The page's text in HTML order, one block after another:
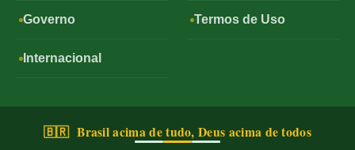
Governo
Internacional
Termos de Uso
🇧🇷 Brasil acima de tudo, Deus acima de todos